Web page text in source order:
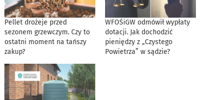
Pellet drożeje przed
sezonem grzewczym. Czy to
ostatni moment na tańszy
zakup?
WFOŚiGW odmówił wypłaty
dotacji. Jak dochodzić
pieniędzy z „Czystego
Powietrza” w sądzie?